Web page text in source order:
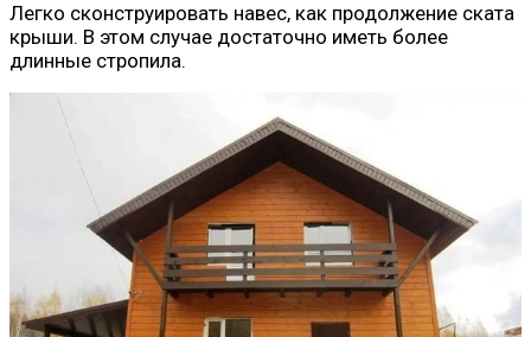
Легко сконструировать навес, как продолжение ската
крыши. В этом случае достаточно иметь более
длинные стропила.